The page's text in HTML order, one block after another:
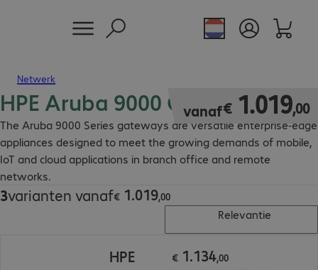
Netwerk
HPE Aruba 9000 Gateway
The Aruba 9000 Series gateways are versatile enterprise-edge
appliances designed to meet the growing demands of mobile,
IoT and cloud applications in branch office and remote
networks.
vanaf€ 1.019,00
€ 1.019,00
3varianten vanaf€ 1.019,00
€ 1.019,00
Relevantie
HPE
€ 1.134,00